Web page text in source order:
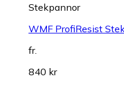
Stekpannor
WMF ProfiResist
fr.
840 kr